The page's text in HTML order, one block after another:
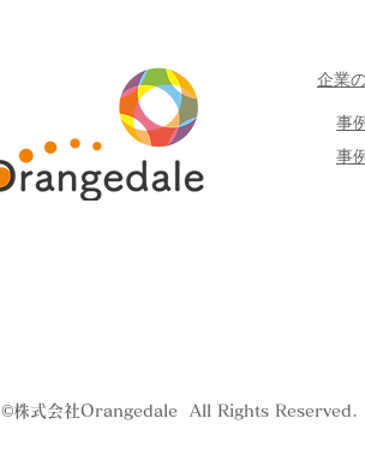
企業
事
事
©株式会社Orangedale All Rights Reserved.